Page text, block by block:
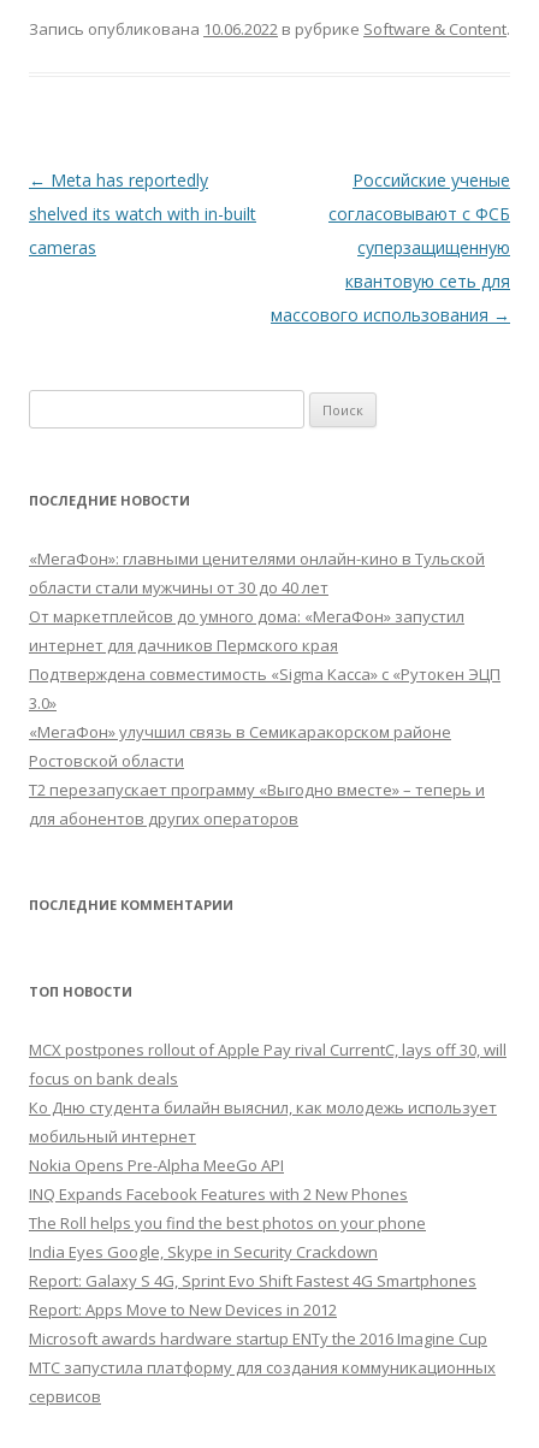
Запись опубликована 10.06.2022 в рубрике Software & Content.
Навигация
по
записям
← Meta has reportedly
shelved its watch with in-built
cameras
Российские ученые
согласовывают с ФСБ
суперзащищенную
квантовую сеть для
массового использования →
ПОСЛЕДНИЕ НОВОСТИ
«МегаФон»: главными ценителями онлайн-кино в Тульской
области стали мужчины от 30 до 40 лет
От маркетплейсов до умного дома: «МегаФон» запустил
интернет для дачников Пермского края
Подтверждена совместимость «Sigma Касса» с «Рутокен ЭЦП
3.0»
«МегаФон» улучшил связь в Семикаракорском районе
Ростовской области
Т2 перезапускает программу «Выгодно вместе» – теперь и
для абонентов других операторов
ПОСЛЕДНИЕ КОММЕНТАРИИ
ТОП НОВОСТИ
MCX postpones rollout of Apple Pay rival CurrentC, lays off 30, will
focus on bank deals
Ко Дню студента билайн выяснил, как молодежь использует
мобильный интернет
Nokia Opens Pre-Alpha MeeGo API
INQ Expands Facebook Features with 2 New Phones
The Roll helps you find the best photos on your phone
India Eyes Google, Skype in Security Crackdown
Report: Galaxy S 4G, Sprint Evo Shift Fastest 4G Smartphones
Report: Apps Move to New Devices in 2012
Microsoft awards hardware startup ENTy the 2016 Imagine Cup
МТС запустила платформу для создания коммуникационных
сервисов